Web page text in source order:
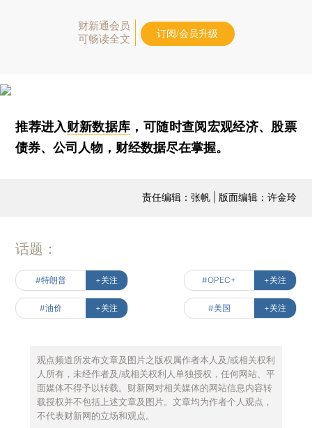
财新通会员
可畅读全文
订阅/会员升级
推荐进入财新数据库 ，可随时查阅宏观经济、股票
债券、公司人物，财经数据尽在掌握。
责任编辑：张帆 | 版面编辑：许金玲
话题：
#特朗普 +关注 #OPEC+ +关注
#油价 +关注 #美国 +关注
观点频道所发布文章及图片之版权属作者本人及/或相关权利
人所有，未经作者及/或相关权利人单独授权，任何网站、平
面媒体不得予以转载。财新网对相关媒体的网站信息内容转
载授权并不包括上述文章及图片。文章均为作者个人观点，
不代表财新网的立场和观点。